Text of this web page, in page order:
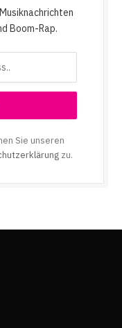
Boom-Rap.
Sie unseren
zu.